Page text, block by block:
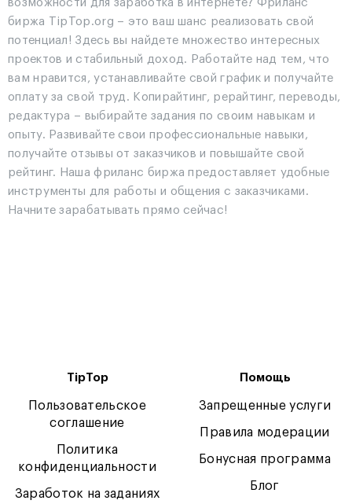
возможности для заработка в интернете? Фриланс
биржа TipTop.org – это ваш шанс реализовать свой
потенциал! Здесь вы найдете множество интересных
проектов и стабильный доход. Работайте над тем, что
вам нравится, устанавливайте свой график и получайте
оплату за свой труд. Копирайтинг, рерайтинг, переводы,
редактура – выбирайте задания по своим навыкам и
опыту. Развивайте свои профессиональные навыки,
получайте отзывы от заказчиков и повышайте свой
рейтинг. Наша фриланс биржа предоставляет удобные
инструменты для работы и общения с заказчиками.
Начните зарабатывать прямо сейчас!
TipTop
Пользовательское
соглашение
Политика
конфиденциальности
Заработок на заданиях
Помощь
Запрещенные услуги
Правила модерации
Бонусная программа
Блог